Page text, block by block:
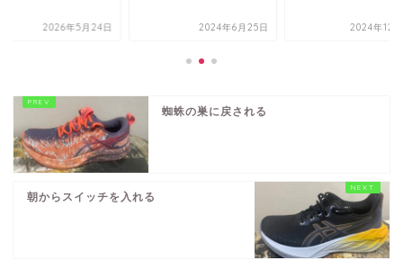
2026年5月24日 2024年6月25日 2024年12
蜘蛛の巣に戻される
朝からスイッチを入れる